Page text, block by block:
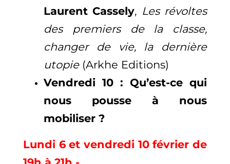
Laurent Cassely, Les révoltes
des premiers de la classe,
changer de vie, la dernière
utopie(Arkhe Editions)
Vendredi 10 : Qu’est-ce qui
nous pousse à nous
mobiliser ?
Lundi 6 et vendredi 10 février de